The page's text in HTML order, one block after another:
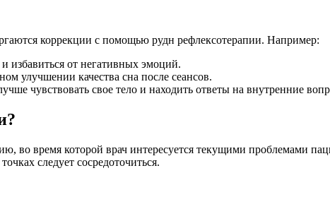
коррекции с помощью рудн рефлексотерапии. Например:
избавиться от негативных эмоций.
улучшении качества сна после сеансов.
чувствовать свое тело и находить ответы на внутренние
во время которой врач интересуется текущими проблемами
следует сосредоточиться.